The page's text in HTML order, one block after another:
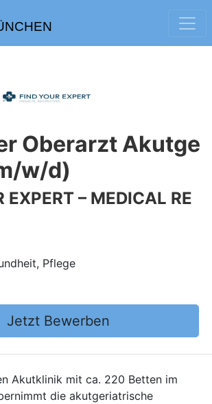
Oberarzt Akutge
w/d)
EXPERT – MEDICAL RE
Pflege
Jetzt Bewerben
Akutklinik mit ca. 220 Betten im
die akutgeriatrische